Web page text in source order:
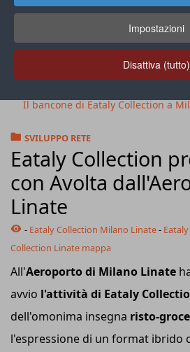
Impostazioni
Disattiva (tutto)
Il bancone di Eataly Collection a
SVILUPPO RETE
Eataly Collection
con Avolta
Linate
- Eataly Collection Milano Linate-
Collection Linate mappa
All'Aeroporto di Milano Linate
avvio l'attività di Eataly
dell'omonima insegna risto-
l'espressione di un format ibrido